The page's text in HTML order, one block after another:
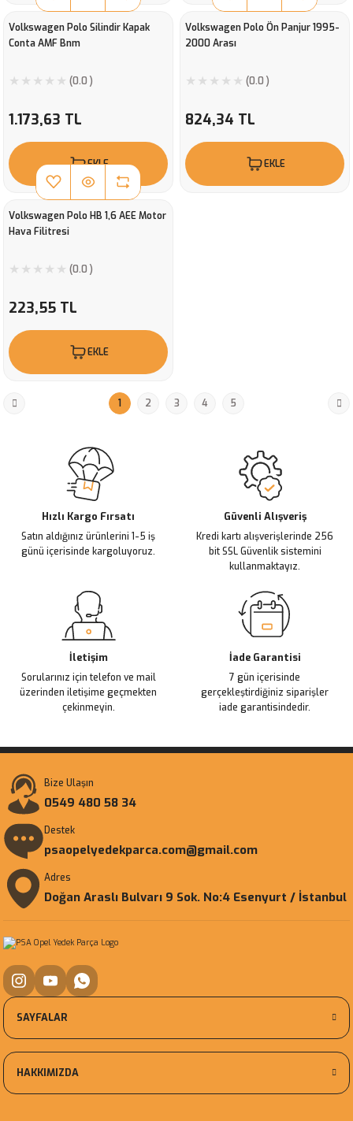
Volkswagen Polo Silindir Kapak
Conta AMF Bnm
(0.0 )
1.173,63 TL
EKLE
Volkswagen Polo Ön Panjur 1995-
2000 Arası
(0.0 )
824,34 TL
EKLE
Volkswagen Polo HB 1,6 AEE Motor
Hava Filitresi
(0.0 )
223,55 TL
EKLE
1 2 3 4 5
Hızlı Kargo Fırsatı
Satın aldığınız ürünlerini 1-5 iş
günü içerisinde kargoluyoruz.
Güvenli Alışveriş
Kredi kartı alışverişlerinde 256
bit SSL Güvenlik sistemini
kullanmaktayız.
İletişim
Sorularınız için telefon ve mail
üzerinden iletişime geçmekten
çekinmeyin.
İade Garantisi
7 gün içerisinde
gerçekleştirdiğiniz siparişler
iade garantisindedir.
Bize Ulaşın
0549 480 58 34
Destek
psaopelyedekparca.com@gmail.com
Adres
Doğan Araslı Bulvarı 9 Sok. No:4 Esenyurt / İstanbul
SAYFALAR
HAKKIMIZDA